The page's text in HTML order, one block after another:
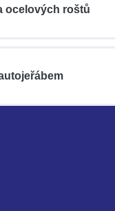
ocelových roštů